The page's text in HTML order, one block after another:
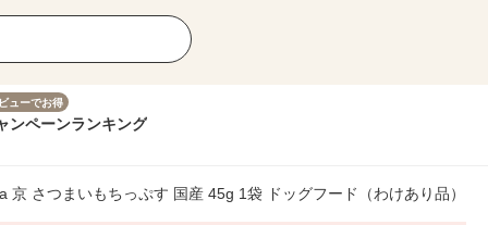
ューでお得
ンペーンランキング
京 さつまいもちっぷす 国産 45g 1袋 ドッグフード（わけあり品）